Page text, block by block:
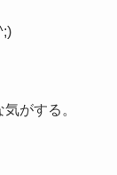
がする。